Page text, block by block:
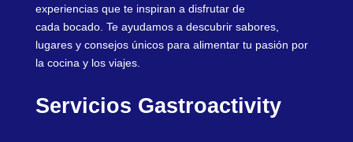
experiencias que te inspiran a disfrutar de
cada bocado. Te ayudamos a descubrir sabores,
lugares y consejos únicos para alimentar tu pasión por
la cocina y los viajes.
Servicios Gastroactivity